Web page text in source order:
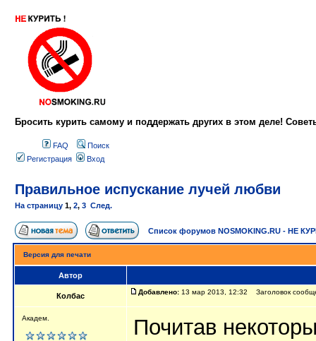
Бросить курить самому и поддержать других в этом деле!
FAQ
Поиск
Регистрация
Вход
Правильное испускание лучей любви
На страницу 1, 2, 3 След.
Список форумов NOSMOKING.RU - НЕ
Версия для печати
Автор
Колбас Добавлено: 13 мар 2013, 12:32 Заголовок
Академ.
Почитав